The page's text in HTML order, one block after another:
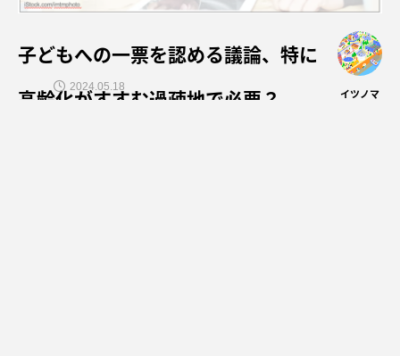
子どもへの一票を認める議論、特に
高齢化がすすむ過疎地で必要？
イツノマ
2024.05.18